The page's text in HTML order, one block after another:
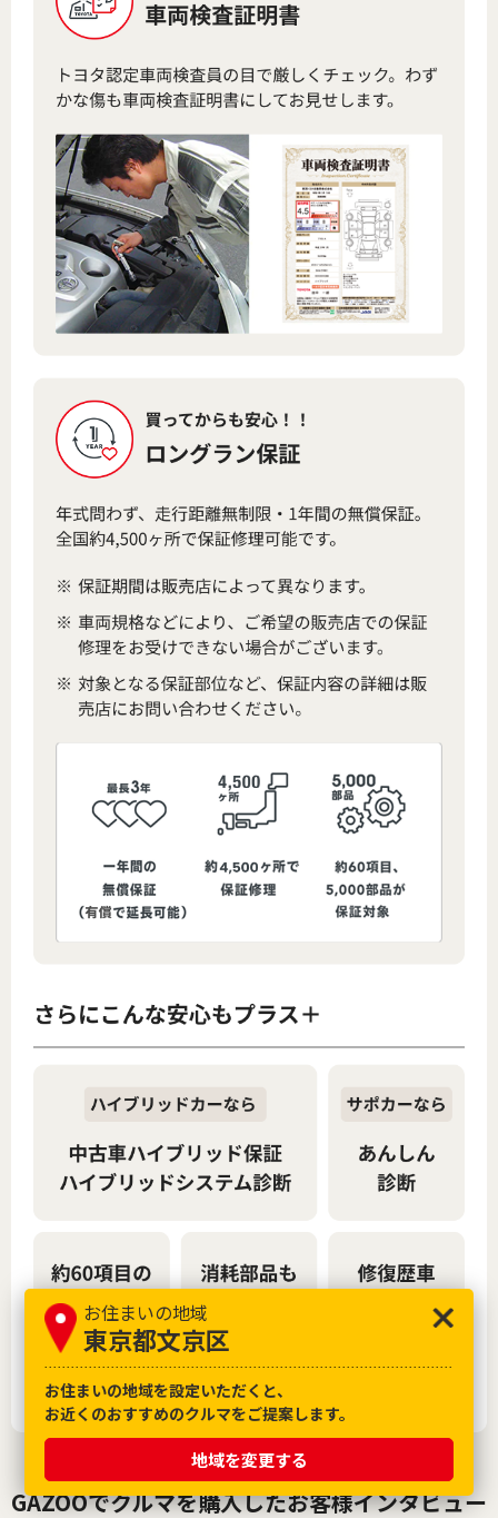
お住まいの地域
東京都文京区
お住まいの地域を設定いただくと、
お近くのおすすめのクルマをご提案します。
地域を変更する
GAZOOでクルマを購入したお客様インタビュー